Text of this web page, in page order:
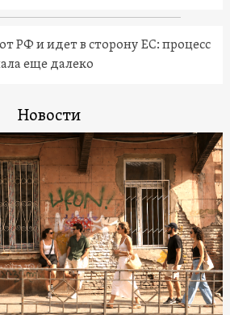
РФ и идет в сторону ЕС: процесс
еще далеко
Новости